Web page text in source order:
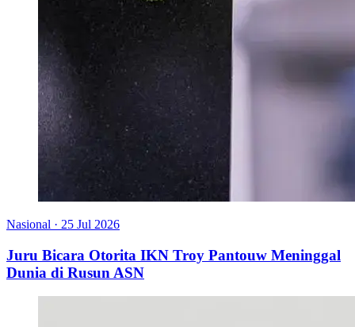
Nasional · 25 Jul 2026
Juru Bicara Otorita IKN Troy Pantouw Meninggal
Dunia di Rusun ASN